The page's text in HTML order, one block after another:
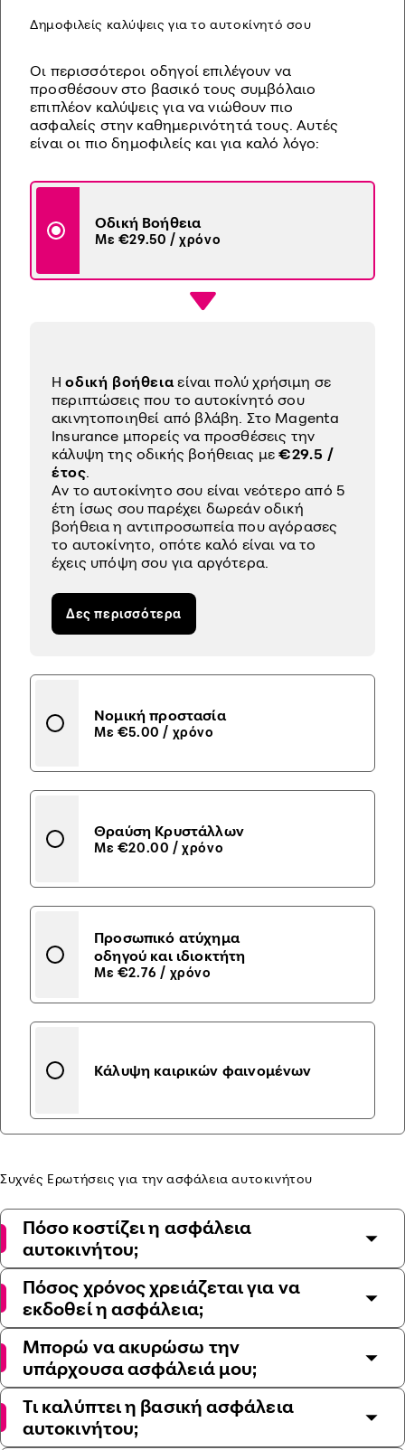
Δημοφιλείς καλύψεις για το αυτοκίνητό σου
Οι περισσότεροι οδηγοί επιλέγουν να
προσθέσουν στο βασικό τους συμβόλαιο
επιπλέον καλύψεις για να νιώθουν πιο
ασφαλείς στην καθημερινότητά τους. Αυτές
είναι οι πιο δημοφιλείς και για καλό λόγο:
Οδική Βοήθεια
Με €29.50 / χρόνο
Hοδική βοήθειαείναι πολύ χρήσιμη σε
περιπτώσεις που το αυτοκίνητό σου
ακινητοποιηθεί από βλάβη. Στο Magenta
Insurance μπορείς να προσθέσεις την
κάλυψη της οδικής βοήθειας με€29.5 /
έτος.
Αν το αυτοκίνητο σου είναι νεότερο από 5
έτη ίσως σου παρέχει δωρεάν οδική
βοήθεια η αντιπροσωπεία που αγόρασες
το αυτοκίνητο, οπότε καλό είναι να το
έχεις υπόψη σου για αργότερα.
Δες περισσότερα
Νομική προστασία
Με €5.00 / χρόνο
Θραύση Κρυστάλλων
Με €20.00 / χρόνο
Προσωπικό ατύχημα
οδηγού και ιδιοκτήτη
Με €2.76 / χρόνο
Κάλυψη καιρικών φαινομένων
Συχνές Ερωτήσεις για την ασφάλεια αυτοκινήτου
Πόσο κοστίζει η ασφάλεια
αυτοκινήτου;
Πόσος χρόνος χρειάζεται για να
εκδοθεί η ασφάλεια;
Μπορώ να ακυρώσω την
υπάρχουσα ασφάλειά μου;
Τι καλύπτει η βασική ασφάλεια
αυτοκινήτου;